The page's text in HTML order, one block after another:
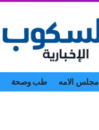
مجلس الامه طب وصحة